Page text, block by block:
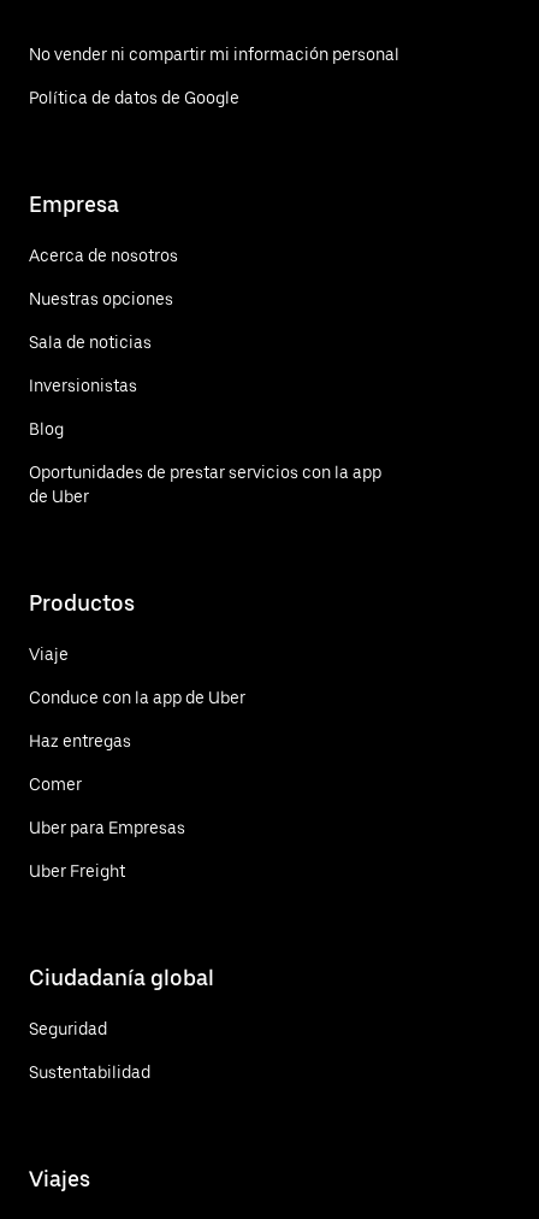
No vender ni compartir mi información personal
Política de datos de Google
Empresa
Acerca de nosotros
Nuestras opciones
Sala de noticias
Inversionistas
Blog
Oportunidades de prestar servicios con la app
de Uber
Productos
Viaje
Conduce con la app de Uber
Haz entregas
Comer
Uber para Empresas
Uber Freight
Ciudadanía global
Seguridad
Sustentabilidad
Viajes